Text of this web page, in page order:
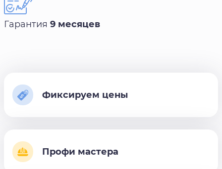
Гарантия 9 месяцев
Фиксируем цены
Профи мастера